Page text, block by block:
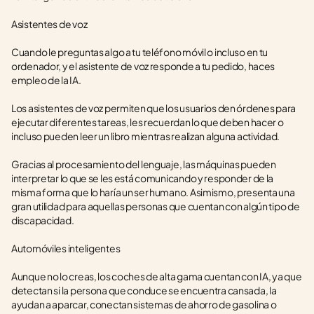
Asistentes de voz
Cuando le preguntas algo a tu teléfono móvil o incluso en tu
ordenador, y el asistente de voz responde a tu pedido, haces
empleo de la IA.
Los asistentes de voz permiten que los usuarios den órdenes para
ejecutar diferentes tareas, les recuerdan lo que deben hacer o
incluso pueden leer un libro mientras realizan alguna actividad.
Gracias al procesamiento del lenguaje, las máquinas pueden
interpretar lo que se les está comunicando y responder de la
misma forma que lo haría un ser humano. Asimismo, presenta una
gran utilidad para aquellas personas que cuentan con algún tipo de
discapacidad.
Automóviles inteligentes
Aunque no lo creas, los coches de alta gama cuentan con IA, ya que
detectan si la persona que conduce se encuentra cansada, la
ayudan a aparcar, conectan sistemas de ahorro de gasolina o